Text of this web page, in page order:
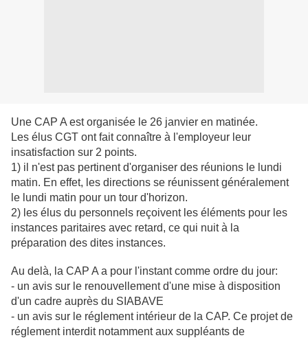
Une CAP A est organisée le 26 janvier en matinée.
Les élus CGT ont fait connaître à l'employeur leur
insatisfaction sur 2 points.
1) il n'est pas pertinent d'organiser des réunions le lundi
matin. En effet, les directions se réunissent généralement
le lundi matin pour un tour d'horizon.
2) les élus du personnels reçoivent les éléments pour les
instances paritaires avec retard, ce qui nuit à la
préparation des dites instances.
Au delà, la CAP A a pour l'instant comme ordre du jour:
- un avis sur le renouvellement d'une mise à disposition
d'un cadre auprès du SIABAVE
- un avis sur le réglement intérieur de la CAP. Ce projet de
réglement interdit notamment aux suppléants de